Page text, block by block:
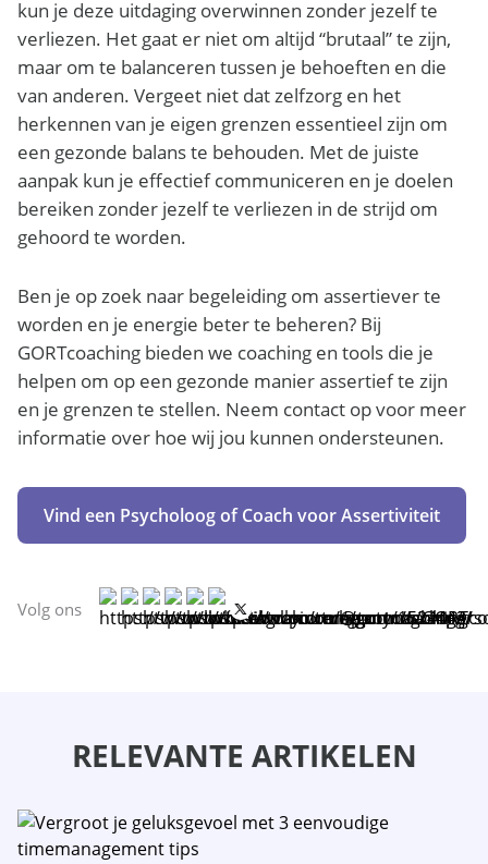
kun je deze uitdaging overwinnen zonder jezelf te
verliezen. Het gaat er niet om altijd “brutaal” te zijn,
maar om te balanceren tussen je behoeften en die
van anderen. Vergeet niet dat zelfzorg en het
herkennen van je eigen grenzen essentieel zijn om
een gezonde balans te behouden. Met de juiste
aanpak kun je effectief communiceren en je doelen
bereiken zonder jezelf te verliezen in de strijd om
gehoord te worden.
Ben je op zoek naar begeleiding om assertiever te
worden en je energie beter te beheren? Bij
GORTcoaching bieden we coaching en tools die je
helpen om op een gezonde manier assertief te zijn
en je grenzen te stellen. Neem contact op voor meer
informatie over hoe wij jou kunnen ondersteunen.
Vind een Psycholoog of Coach voor Assertiviteit
Volg ons
RELEVANTE ARTIKELEN